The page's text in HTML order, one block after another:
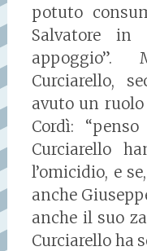
potuto
Salvatore in
appoggio”.
Curciarello,
avuto un
Cordì:
Curciarello
l’omicidio, e
anche
anche il suo
Curciarello ha